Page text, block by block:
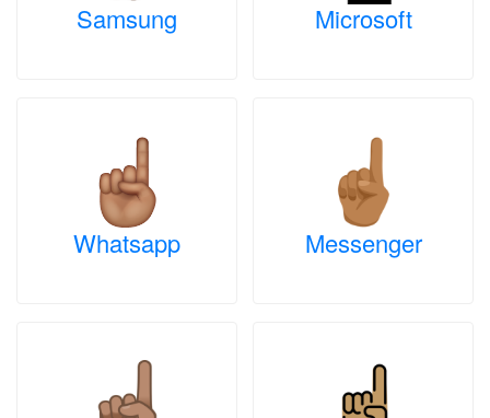
Samsung Microsoft
Whatsapp Messenger